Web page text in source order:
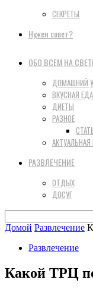
СЕКРЕТЫ
Нужен совет?
ОБО ВСЕМ НА
ДОМАШНИЙ
ВКУСНАЯ ЕДА
ДИЕТЫ
РАЗНОЕ
РАЗВЛЕЧЕНИЕ
ОТДЫХ
ДОСУГ
Домой Развлечение
Развлечение
Какой ТРЦ